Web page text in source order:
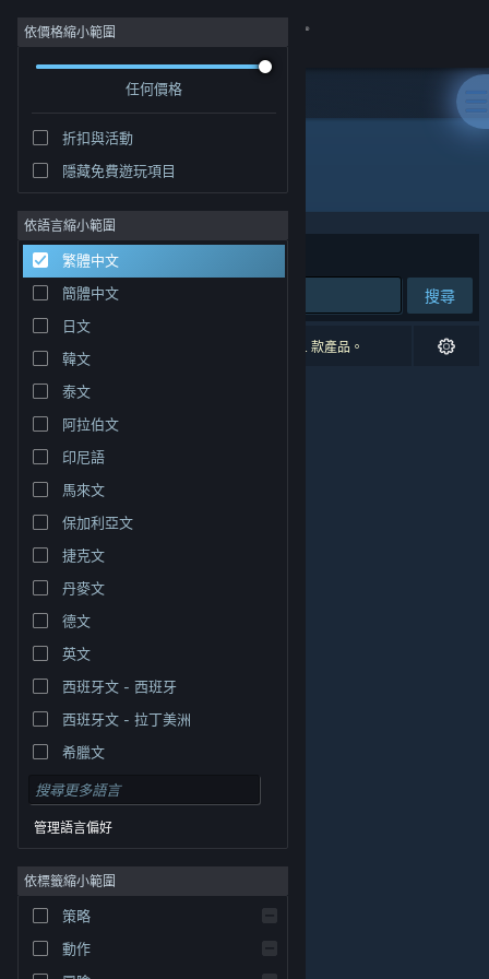
登入
社群
關於
客服
變更語言
取得 Steam 行動應用程式
檢視電腦版網頁
權人在美國與其它國家（地區）之財產。
Cookie
依價格縮小範圍
任何價格
折扣與活動
隱藏免費遊玩項目
依語言縮小範圍
繁體中文
簡體中文
日文
韓文
泰文
阿拉伯文
印尼語
馬來文
保加利亞文
捷克文
丹麥文
德文
英文
西班牙文 - 西班牙
西班牙文 - 拉丁美洲
希臘文
管理語言偏好
依標籤縮小範圍
策略
動作
開發人員: Cihad Turhan
排序依據 相關性
搜尋
0 項相符的搜尋結果。 已根據您的偏好設定排除 1 款產品。